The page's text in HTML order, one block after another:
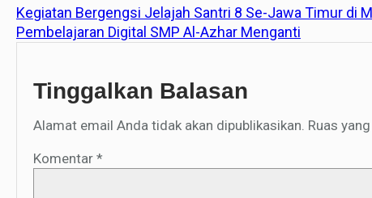
Kegiatan Bergengsi Jelajah Santri 8 Se-Jawa Timur di
Pembelajaran Digital SMP Al-Azhar Menganti
Tinggalkan Balasan
Alamat email Anda tidak akan dipublikasikan. Ruas
Komentar *